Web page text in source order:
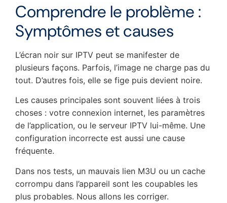
Comprendre le problème :
Symptômes et causes
L’écran noir sur IPTV peut se manifester de
plusieurs façons. Parfois, l’image ne charge pas du
tout. D’autres fois, elle se fige puis devient noire.
Les causes principales sont souvent liées à trois
choses : votre connexion internet, les paramètres
de l’application, ou le serveur IPTV lui-même. Une
configuration incorrecte est aussi une cause
fréquente.
Dans nos tests, un mauvais lien M3U ou un cache
corrompu dans l’appareil sont les coupables les
plus probables. Nous allons les corriger.